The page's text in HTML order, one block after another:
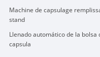
Machine de capsulage
stand
Llenado automático de la
capsula